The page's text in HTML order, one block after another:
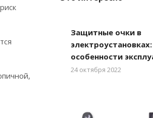
Защитные очки в
электроустановках:
особенности
24 октября 2022